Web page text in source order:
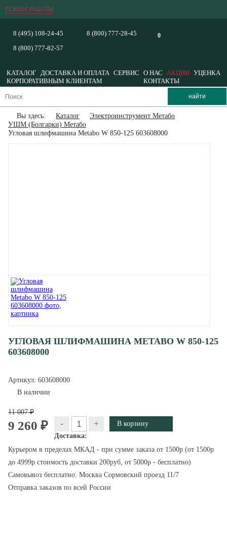
РЕЖИМ РАБОТЫ
0
8 (495) 108-24-45
8 (800) 777-82-57
8 (800) 777-28-45
КАТАЛОГ ДОСТАВКА И ОПЛАТА СЕРВИС О НАС АКЦИИ УЦЕНКА
КОРПОРАТИВНЫМ КЛИЕНТАМ
КОНТАКТЫ
Вы здесь: Каталог
Электроинструмент Метабо
УШМ (Болгарки) Метабо
Угловая шлифмашина Metabo W 850-125 603608000
УГЛОВАЯ ШЛИФМАШИНА METABO W 850-125
603608000
Артикул: 603608000
В наличии
11 007 ₽
9 260 ₽ - +
Доставка:
Курьером в пределах МКАД - при сумме заказа от 1500р (от 1500р
до 4999р стоимость доставки 200руб, от 5000р - бесплатно)
Самовывоз бесплатно: Москва Сормовский проезд 11/7
Отправка заказов по всей России